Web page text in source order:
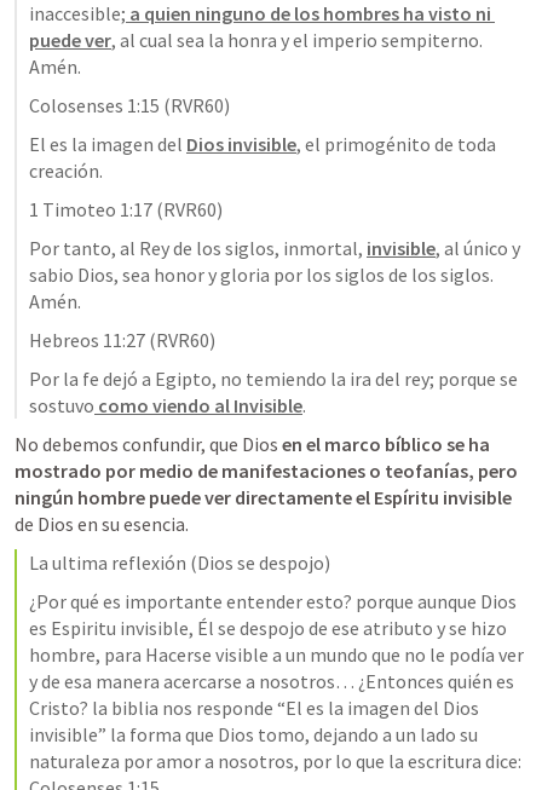
inaccesible; a quien ninguno de los hombres ha visto ni
puede ver, al cual sea la honra y el imperio sempiterno.
Amén.
Colosenses 1:15 (RVR60)
El es la imagen del Dios invisible, el primogénito de toda
creación.
1 Timoteo 1:17 (RVR60)
Por tanto, al Rey de los siglos, inmortal, invisible, al único y
sabio Dios, sea honor y gloria por los siglos de los siglos.
Amén.
Hebreos 11:27 (RVR60)
Por la fe dejó a Egipto, no temiendo la ira del rey; porque se
sostuvo como viendo al Invisible.
No debemos confundir, que Dios en el marco bíblico se ha
mostrado por medio de manifestaciones o teofanías, pero
ningún hombre puede ver directamente el Espíritu invisible
de Dios en su esencia.
La ultima reflexión (Dios se despojo)
¿Por qué es importante entender esto? porque aunque Dios
es Espiritu invisible, Él se despojo de ese atributo y se hizo
hombre, para Hacerse visible a un mundo que no le podía ver
y de esa manera acercarse a nosotros… ¿Entonces quién es
Cristo? la biblia nos responde “El es la imagen del Dios
invisible” la forma que Dios tomo, dejando a un lado su